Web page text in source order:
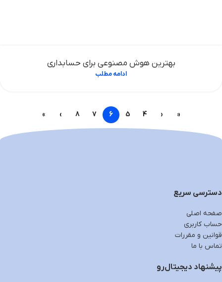
بهترین هوش مصنوعی برای حسابداری
ادامه مطلب
«
‹
4
5
6
7
8
›
»
دسترسی سریع
صفحه اصلی
حساب کاربری
قوانین و مقررات
تماس با ما
پیشنهاد دیجیتال‌رو